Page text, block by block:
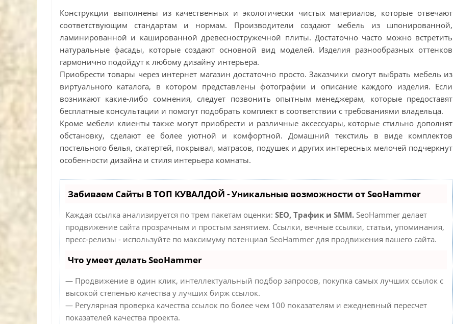
Конструкции выполнены из качественных и экологически чистых материалов, которые отвечают
соответствующим стандартам и нормам. Производители создают мебель из шпонированной,
ламинированной и кашированной древесностружечной плиты. Достаточно часто можно встретить
натуральные фасады, которые создают основной вид моделей. Изделия разнообразных оттенков
гармонично подойдут к любому дизайну интерьера.
Приобрести товары через интернет магазин достаточно просто. Заказчики смогут выбрать мебель из
виртуального каталога, в котором представлены фотографии и описание каждого изделия. Если
возникают какие-либо сомнения, следует позвонить опытным менеджерам, которые предоставят
бесплатные консультации и помогут подобрать комплект в соответствии с требованиями владельца.
Кроме мебели клиенты также могут приобрести и различные аксессуары, которые стильно дополнят
обстановку, сделают ее более уютной и комфортной. Домашний текстиль в виде комплектов
постельного белья, скатертей, покрывал, матрасов, подушек и других интересных мелочей подчеркнут
особенности дизайна и стиля интерьера комнаты.
Забиваем Сайты В ТОП КУВАЛДОЙ - Уникальные возможности от SeoHammer
Каждая ссылка анализируется по трем пакетам оценки: SEO, Трафик и SMM. SeoHammer делает
продвижение сайта прозрачным и простым занятием. Ссылки, вечные ссылки, статьи, упоминания,
пресс-релизы - используйте по максимуму потенциал SeoHammer для продвижения вашего сайта.
Что умеет делать SeoHammer
— Продвижение в один клик, интеллектуальный подбор запросов, покупка самых лучших ссылок с
высокой степенью качества у лучших бирж ссылок.
— Регулярная проверка качества ссылок по более чем 100 показателям и ежедневный пересчет
показателей качества проекта.